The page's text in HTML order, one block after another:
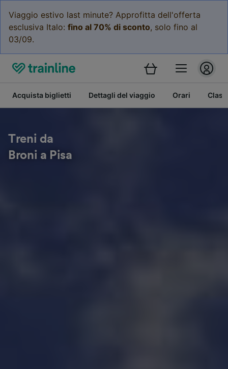
Viaggio estivo last minute? Approfitta dell'offerta
esclusiva Italo: fino al 70% di sconto, solo fino al
03/09.
Acquista biglietti Dettagli del viaggio Orari
Treni da
Broni a Pisa